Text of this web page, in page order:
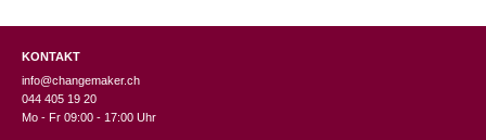
KONTAKT
info@changemaker.ch
044 405 19 20
Mo - Fr 09:00 - 17:00 Uhr